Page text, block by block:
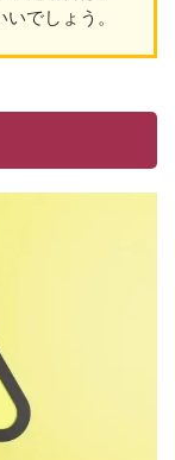
でしょう。